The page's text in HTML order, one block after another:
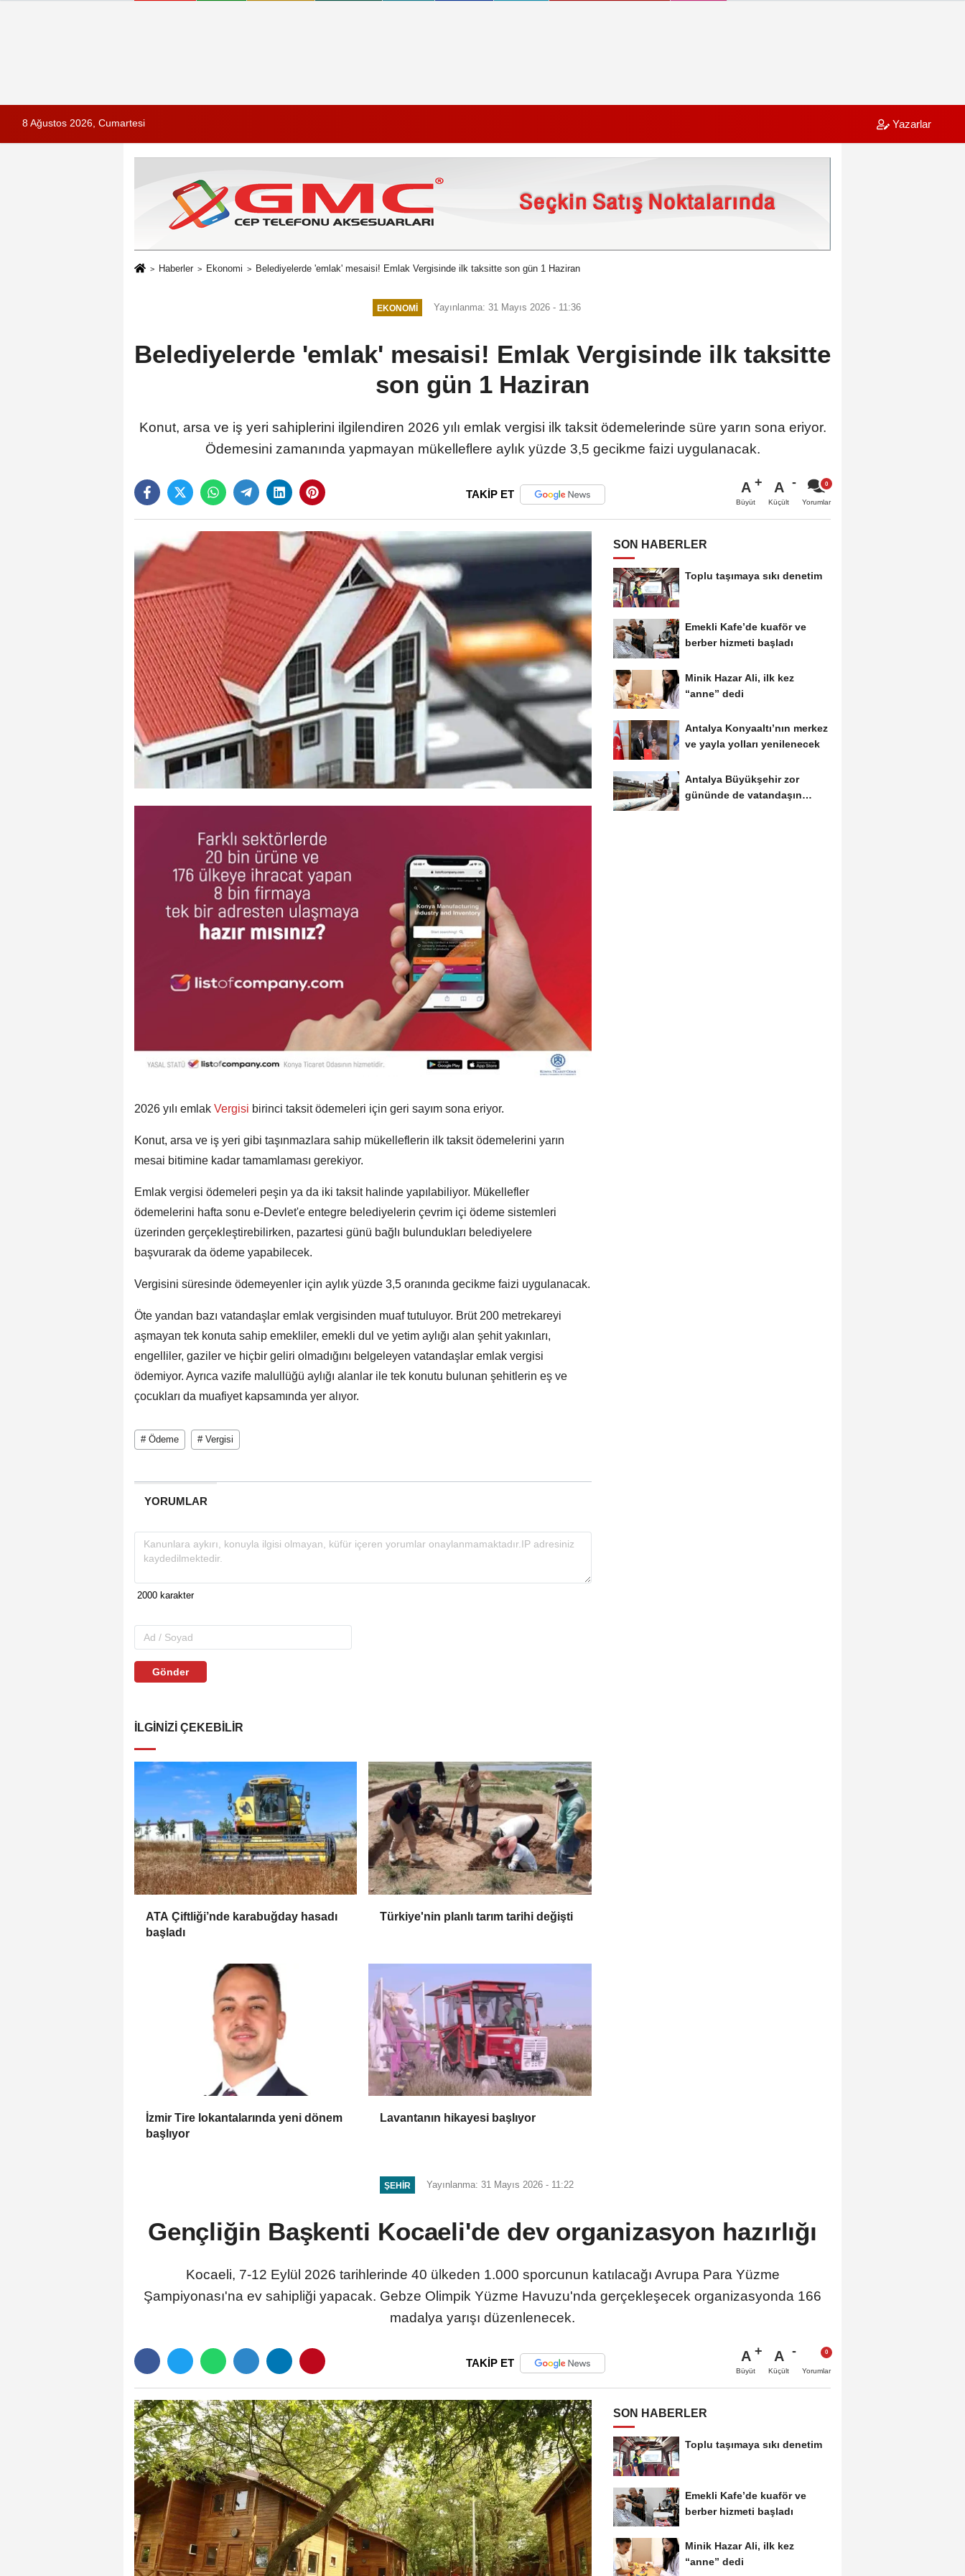
8 Ağustos 2026, Cumartesi Yazarlar
Haberler Ekonomi Belediyelerde 'emlak' mesaisi! Emlak Vergisinde ilk taksitte son gün 1 Haziran
EKONOMI Yayınlanma: 31 Mayıs 2026 - 11:36
Belediyelerde 'emlak' mesaisi! Emlak Vergisinde ilk taksitte
son gün 1 Haziran
Konut, arsa ve iş yeri sahiplerini ilgilendiren 2026 yılı emlak vergisi ilk taksit ödemelerinde süre yarın sona eriyor.
Ödemesini zamanında yapmayan mükelleflere aylık yüzde 3,5 gecikme faizi uygulanacak.
TAKİP ET A
Büyüt
A
Küçült Yorumlar
2026 yılı emlak Vergisi birinci taksit ödemeleri için geri sayım sona eriyor.
Konut, arsa ve iş yeri gibi taşınmazlara sahip mükelleflerin ilk taksit ödemelerini yarın
mesai bitimine kadar tamamlaması gerekiyor.
Emlak vergisi ödemeleri peşin ya da iki taksit halinde yapılabiliyor. Mükellefler
ödemelerini hafta sonu e-Devlet'e entegre belediyelerin çevrim içi ödeme sistemleri
üzerinden gerçekleştirebilirken, pazartesi günü bağlı bulundukları belediyelere
başvurarak da ödeme yapabilecek.
Vergisini süresinde ödemeyenler için aylık yüzde 3,5 oranında gecikme faizi uygulanacak.
Öte yandan bazı vatandaşlar emlak vergisinden muaf tutuluyor. Brüt 200 metrekareyi
aşmayan tek konuta sahip emekliler, emekli dul ve yetim aylığı alan şehit yakınları,
engelliler, gaziler ve hiçbir geliri olmadığını belgeleyen vatandaşlar emlak vergisi
ödemiyor. Ayrıca vazife malullüğü aylığı alanlar ile tek konutu bulunan şehitlerin eş ve
çocukları da muafiyet kapsamında yer alıyor.
# Ödeme # Vergisi
YORUMLAR
Gönder
İLGINIZI ÇEKEBILIR
ATA Çiftliği’nde karabuğday hasadı
başladı
Türkiye'nin planlı tarım tarihi değişti
İzmir Tire lokantalarında yeni dönem
başlıyor
Lavantanın hikayesi başlıyor
SON HABERLER
Toplu taşımaya sıkı denetim
Emekli Kafe’de kuaför ve
berber hizmeti başladı
Minik Hazar Ali, ilk kez
“anne” dedi
Antalya Konyaaltı’nın merkez
ve yayla yolları yenilenecek
Antalya Büyükşehir zor
gününde de vatandaşın
ŞEHIR Yayınlanma: 31 Mayıs 2026 - 11:22
Gençliğin Başkenti Kocaeli'de dev organizasyon hazırlığı
Kocaeli, 7-12 Eylül 2026 tarihlerinde 40 ülkeden 1.000 sporcunun katılacağı Avrupa Para Yüzme
Şampiyonası'na ev sahipliği yapacak. Gebze Olimpik Yüzme Havuzu'nda gerçekleşecek organizasyonda 166
madalya yarışı düzenlenecek.
TAKİP ET A
Büyüt
A
Küçült Yorumlar
SON HABERLER
Toplu taşımaya sıkı denetim
Emekli Kafe’de kuaför ve
berber hizmeti başladı
Minik Hazar Ali, ilk kez
“anne” dedi